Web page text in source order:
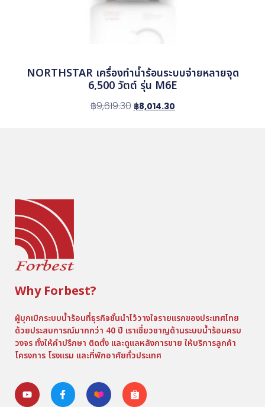
NORTHSTAR เครื่องทำน้ำร้อนระบบจ่ายหลายจุด
6,500 วัตต์ รุ่น M6E
฿9,619.30 ฿8,014.30
Why Forbest?
ผู้บุกเบิกระบบน้ำร้อนที่ธุรกิจชั้นนำไว้วางใจรายแรกของประเทศไทย
ด้วยประสบการณ์มากกว่า 40 ปี เราเชี่ยวชาญด้านระบบน้ำร้อนครบ
วงจร ทั้งให้คำปรึกษา ติดตั้ง และดูแลหลังการขาย ให้บริการลูกค้า
โครงการ โรงแรม และที่พักอาศัยทั่วประเทศ